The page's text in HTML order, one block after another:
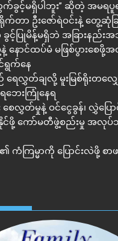
မရှိပါဘူး” ဆိုတဲ့ အမရပူရမ
က်တာ ဦးဇော်ရဲဝင်းနဲ့ တွေ့ဆုံခ
ပြုမိန့်မရှိဘဲ အခြားနည်းအသုံ
နဲ့ နောင်ထပ်မံ မဖြစ်ပွားစေ
ရွက်နေ
ေလွှတ်ချလို့ မူးမြစ်ရိုးတလျှ
ဘေးကြုံနေရ
ေလွှတ်မှုနဲ့ ဝင်ငွေခွန်၊ လွှဲပြေ
နိုင်ဖို့ ကော်မတီဖွဲ့စည်းမှု အလုပ်
ကြမ္မာကို ပြောင်းလဲဖို့ စာ